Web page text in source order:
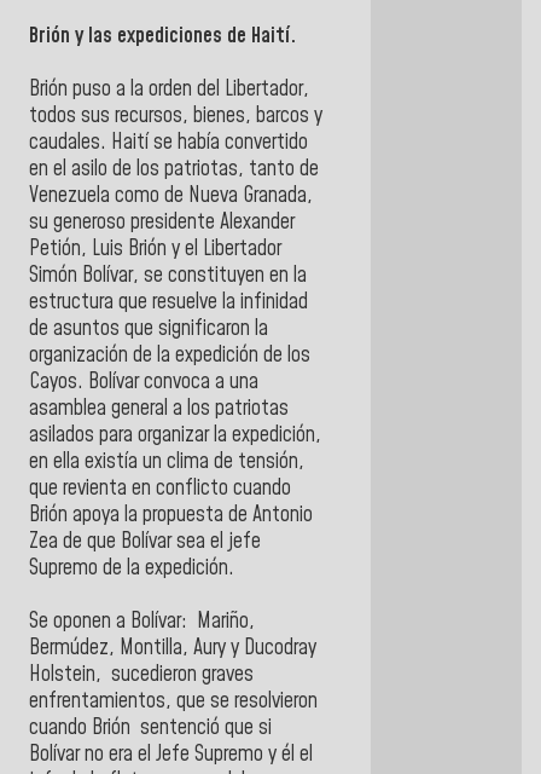
Brión y las expediciones de Haití.
Brión puso a la orden del Libertador,
todos sus recursos, bienes, barcos y
caudales. Haití se había convertido
en el asilo de los patriotas, tanto de
Venezuela como de Nueva Granada,
su generoso presidente Alexander
Petión, Luis Brión y el Libertador
Simón Bolívar, se constituyen en la
estructura que resuelve la infinidad
de asuntos que significaron la
organización de la expedición de los
Cayos. Bolívar convoca a una
asamblea general a los patriotas
asilados para organizar la expedición,
en ella existía un clima de tensión,
que revienta en conflicto cuando
Brión apoya la propuesta de Antonio
Zea de que Bolívar sea el jefe
Supremo de la expedición.
Se oponen a Bolívar: Mariño,
Bermúdez, Montilla, Aury y Ducodray
Holstein, sucedieron graves
enfrentamientos, que se resolvieron
cuando Brión sentenció que si
Bolívar no era el Jefe Supremo y él el